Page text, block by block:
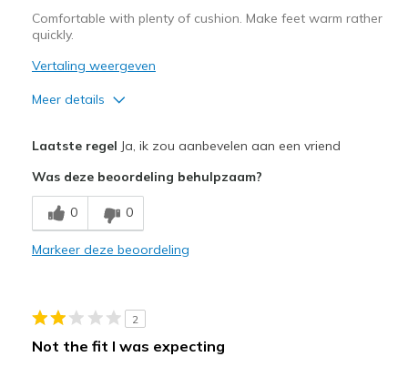
Comfortable with plenty of cushion. Make feet warm rather
quickly.
Vertaling weergeven
Meer details
Comfortable
Minpunten
Don't allow feet to breathe, they feel over warm
Casual Wear
Laatste regel Ja, ik zou aanbevelen aan een vriend
Was deze beoordeling behulpzaam?
0 0
Markeer deze beoordeling
2
Not the fit I was expecting